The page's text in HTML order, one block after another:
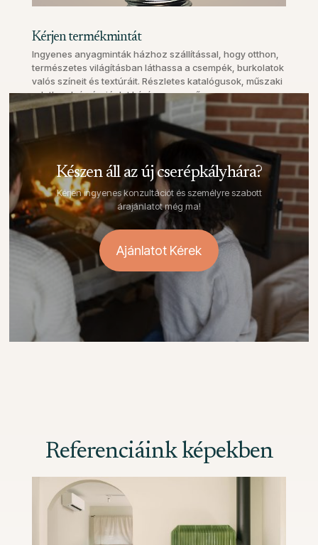
Kérjen termékmintát
Ingyenes anyagminták házhoz szállítással, hogy otthon,
természetes világításban láthassa a csempék, burkolatok
valós színeit és textúráit. Részletes katalógusok, műszaki
adatlapok és árajánlat kérés egyszerűen, egy
kattintással.
Készen áll az új cserépkályhára?
Kérjen ingyenes konzultációt és személyre szabott
árajánlatot még ma!
Ajánlatot Kérek
Referenciáink képekben